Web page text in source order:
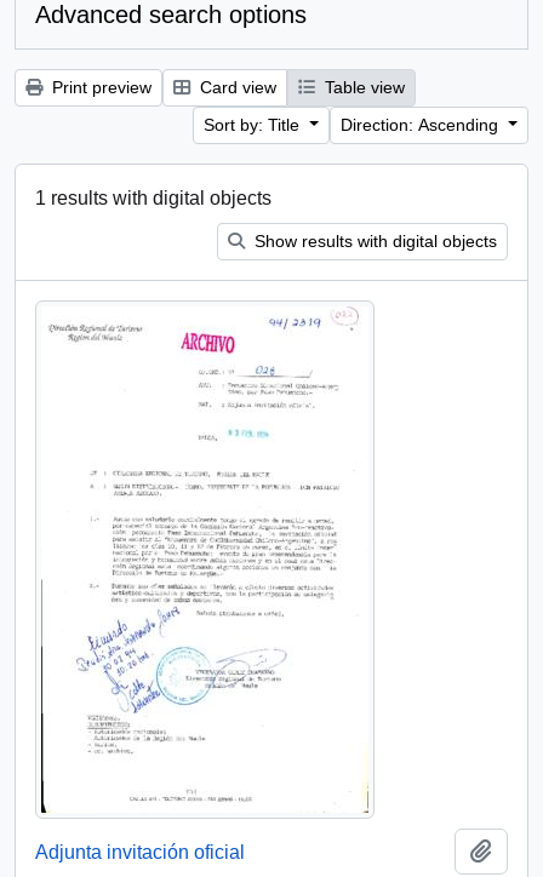
Advanced search options
Print preview Card view
Table view
Sort by: Title
Direction: Ascending
1 results with digital objects
Show results with digital objects
Adjunta invitación oficial